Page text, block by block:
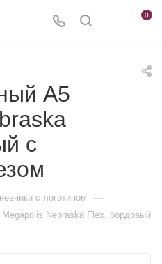
0
А5
с
c логотипом —
Nebraska Flex, бордовый